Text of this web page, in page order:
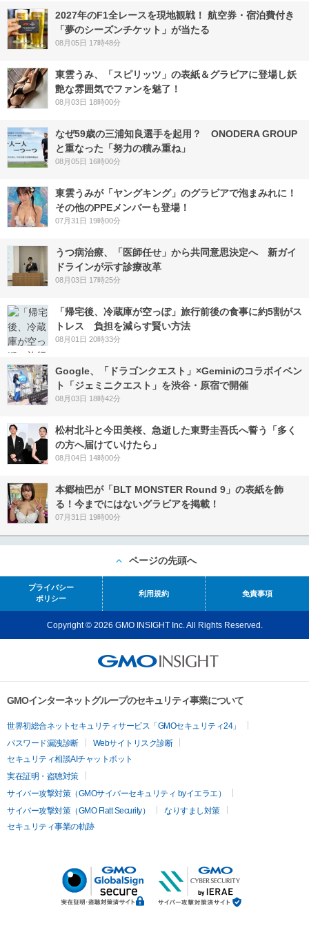
2027年のF1全レースを現地観戦！ 航空券・宿泊費付き
「夢のシーズンチケット」が当たる
08月05日 17時48分
東雲うみ、「スピリッツ」の表紙＆グラビアに登場し妖
艶な雰囲気でファンを魅了！
08月03日 18時00分
なぜ59歳の三浦知良選手を起用？ ONODERA GROUP
と重なった「努力の積み重ね」
08月05日 16時00分
東雲うみが「ヤングキング」のグラビアで泡まみれに！
その他のPPEメンバーも登場！
07月31日 19時00分
うつ病治療、「医師任せ」から共同意思決定へ 新ガイ
ドラインが示す診療改革
08月03日 17時25分
「帰宅後、冷蔵庫が空っぽ」旅行前後の食事に約5割がス
トレス 負担を減らす賢い方法
08月01日 20時33分
Google、「ドラゴンクエスト」×Geminiのコラボイベン
ト「ジェミニクエスト」を渋谷・原宿で開催
08月03日 18時42分
松村北斗と今田美桜、急逝した東野圭吾氏へ誓う「多く
の方へ届けていけたら」
08月04日 14時00分
本郷柚巴が「BLT MONSTER Round 9」の表紙を飾
る！今までにはないグラビアを掲載！
07月31日 19時00分
ページの先頭へ
プライバシー
ポリシー
利用規約 免責事項
Copyright © 2026 GMO INSIGHT Inc. All Rights Reserved.
GMOインターネットグループのセキュリティ事業について
世界初総合ネットセキュリティサービス「GMOセキュリティ24」
パスワード漏洩診断
Webサイトリスク診断
セキュリティ相談AIチャットボット
実在証明・盗聴対策
サイバー攻撃対策（GMOサイバーセキュリティ byイエラエ）
サイバー攻撃対策（GMO Flatt Security）
なりすまし対策
セキュリティ事業の軌跡